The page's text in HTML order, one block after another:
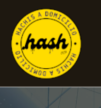
contenido